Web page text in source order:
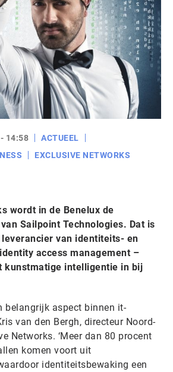
- 14:58
ACTUEEL
EXCLUSIVE NETWORKS
wordt in de Benelux de
Sailpoint Technologies. Dat is
van identiteits- en
access management –
kunstmatige intelligentie in bij
belangrijk aspect binnen it-
van den Bergh, directeur Noord-
Networks. ‘Meer dan 80 procent
komen voort uit
identiteitsbewaking een